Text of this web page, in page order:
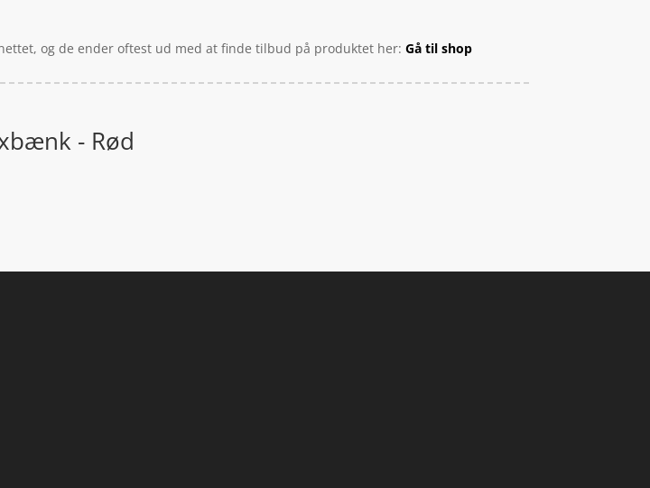
og de ender oftest ud med at finde tilbud på produktet her:Gå til shop
- Rød